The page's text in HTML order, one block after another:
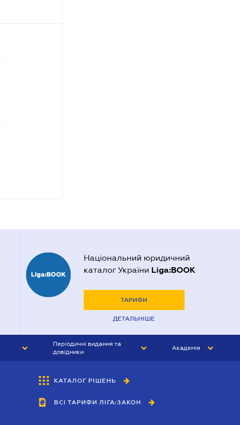
Національний юридичний
каталог України Liga:BOOK
ТАРИФИ
ДЕТАЛЬНІШЕ
Періодичні видання та
довідники
БУХГАЛТЕР&ЗАКОН
ВІСНИК МСФЗ
Академія
КАТАЛОГ РІШЕНЬ
ВСІ ТАРИФИ ЛІГА:ЗАКОН